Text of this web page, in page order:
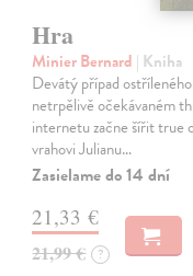
Hra
Minier Bernard | Kniha
Devátý případ
netrpělivě očekávaném
internetu začne šířit true
vrahovi Julianu…
Zasielame do 14 dní
21,33 €
21,99 € ?